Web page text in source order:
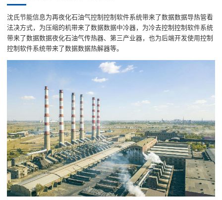
沈氏节能信息为再夜化石油气控制控制软件系统带来了数据数据导热管看
法决方式，为压缩的机带来了数据数据中冷器，为冷去控制控制软件系统
带来了数据数据夜化石油气传热器、第三产业器，也为后端开发使用控制
控制软件系统带来了数据数据热解器等。